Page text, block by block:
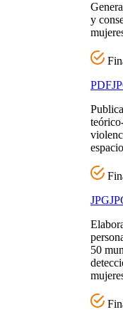
y
PDF
JPG
50